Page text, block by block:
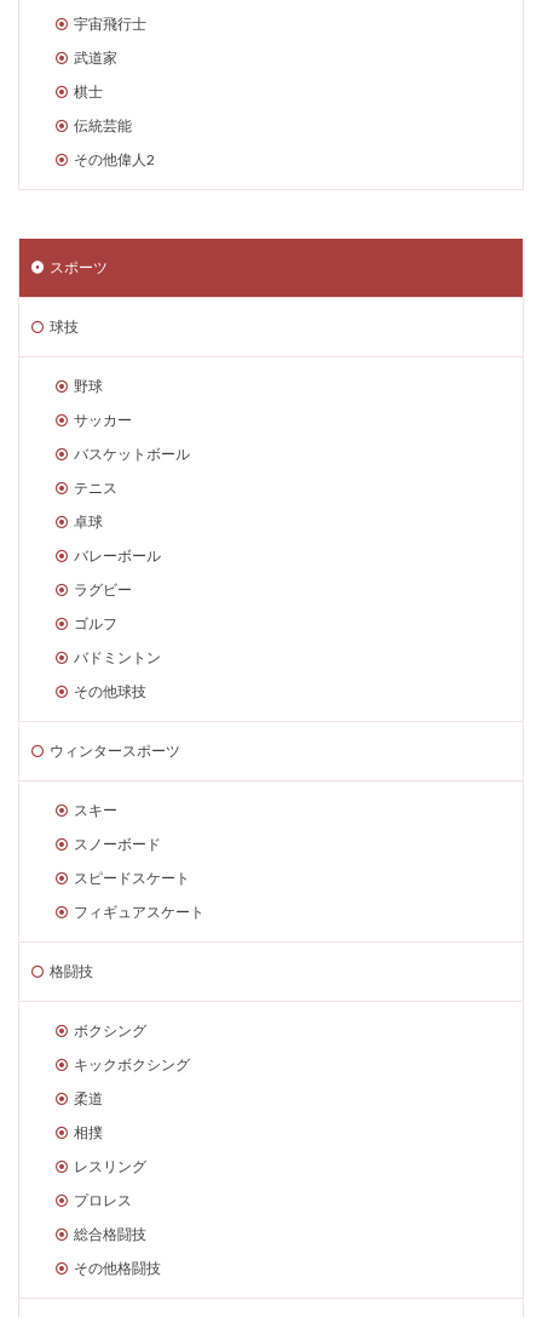
宇宙飛行士
武道家
棋士
伝統芸能
その他偉人2
スポーツ
球技
野球
サッカー
バスケットボール
テニス
卓球
バレーボール
ラグビー
ゴルフ
バドミントン
その他球技
ウィンタースポーツ
スキー
スノーボード
スピードスケート
フィギュアスケート
格闘技
ボクシング
キックボクシング
柔道
相撲
レスリング
プロレス
総合格闘技
その他格闘技